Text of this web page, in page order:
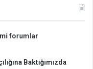
forumlar
Baktığımızda